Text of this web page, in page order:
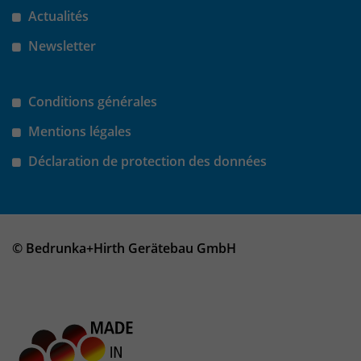
Actualités
Newsletter
Conditions générales
Mentions légales
Déclaration de protection des données
© Bedrunka+Hirth Gerätebau GmbH
Laufzeit 30 Minuten
Das Cookie wird genutzt um temporär
_pk_cvar